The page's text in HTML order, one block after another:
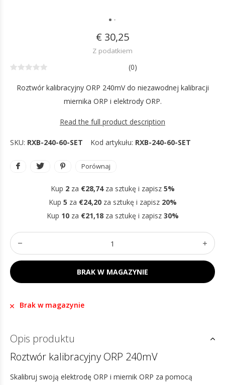
€ 30,25
Z podatkiem
(0)
Roztwór kalibracyjny ORP 240mV do niezawodnej kalibracji
miernika ORP i elektrody ORP.
Read the full product description
SKU: RXB-240-60-SET Kod artykułu: RXB-240-60-SET
Porównaj
Kup 2za €28,74za sztukę i zapisz 5%
Kup 5 za €24,20za sztukę i zapisz 20%
Kup 10za €21,18za sztukę i zapisz 30%
BRAK W MAGAZYNIE
Brak w magazynie
Opis produktu
Roztwór kalibracyjny ORP 240mV
Skalibruj swoją elektrodę ORP i miernik ORP za pomocą